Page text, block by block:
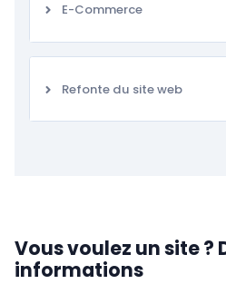
E-Commerce
Refonte du site web
Vous voulez un site ?
informations